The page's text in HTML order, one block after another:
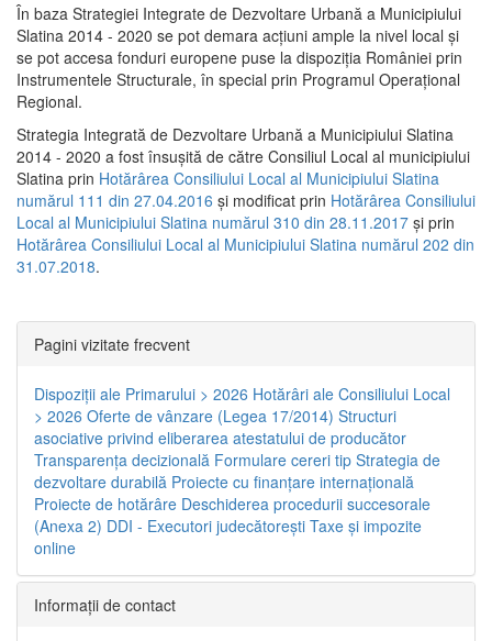
În baza Strategiei Integrate de Dezvoltare Urbană a Municipiului
Slatina 2014 - 2020 se pot demara acţiuni ample la nivel local şi
se pot accesa fonduri europene puse la dispoziţia României prin
Instrumentele Structurale, în special prin Programul Operațional
Regional.
Strategia Integrată de Dezvoltare Urbană a Municipiului Slatina
2014 - 2020 a fost însuşită de către Consiliul Local al municipiului
Slatina prin Hotărârea Consiliului Local al Municipiului Slatina
numărul 111 din 27.04.2016 și modificat prin Hotărârea Consiliului
Local al Municipiului Slatina numărul 310 din 28.11.2017 și prin
Hotărârea Consiliului Local al Municipiului Slatina numărul 202 din
31.07.2018.
Pagini vizitate frecvent
Dispoziţii ale Primarului > 2026 Hotărâri ale Consiliului Local
> 2026 Oferte de vânzare (Legea 17/2014) Structuri
asociative privind eliberarea atestatului de producător
Transparenţa decizională Formulare cereri tip Strategia de
dezvoltare durabilă Proiecte cu finanţare internaţională
Proiecte de hotărâre Deschiderea procedurii succesorale
(Anexa 2) DDI - Executori judecătorești Taxe şi impozite
online
Informaţii de contact